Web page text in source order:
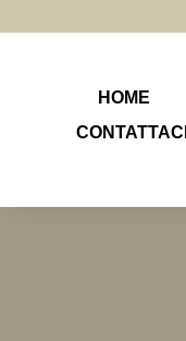
HOME
CONTATTACI